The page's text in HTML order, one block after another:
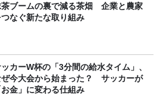
茶ブームの裏で減る茶畑 企業と農家
つなぐ新たな取り組み
カーW杯の「3分間の給水タイム」、
ぜ今大会から始まった？ サッカーが
お金」に変わる仕組み